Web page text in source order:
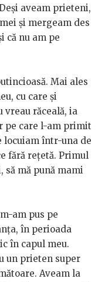
aveam prieteni,
și mergeam des
că nu am pe
Mai ales
cu care și
vreau răceală, ia
pe care l-am primit
locuiam într-una de
fără rețetă. Primul
să mă pună mami
am pus pe
în perioada
în capul meu.
un prieten super
Aveam la